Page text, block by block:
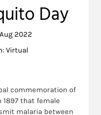
Day
2022
Virtual
commemoration of
1897 that female
malaria between